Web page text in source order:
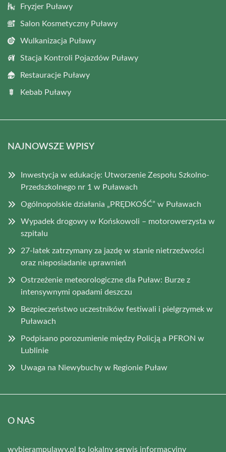
Fryzjer Puławy
Salon Kosmetyczny Puławy
Wulkanizacja Puławy
Stacja Kontroli Pojazdów Puławy
Restauracje Puławy
Kebab Puławy
NAJNOWSZE WPISY
Inwestycja w edukację: Utworzenie Zespołu Szkolno-
Przedszkolnego nr 1 w Puławach
Ogólnopolskie działania „PRĘDKOŚĆ” w Puławach
Wypadek drogowy w Końskowoli – motorowerzysta w
szpitalu
27-latek zatrzymany za jazdę w stanie nietrzeźwości
oraz nieposiadanie uprawnień
Ostrzeżenie meteorologiczne dla Puław: Burze z
intensywnymi opadami deszczu
Bezpieczeństwo uczestników festiwali i pielgrzymek w
Puławach
Podpisano porozumienie między Policją a PFRON w
Lublinie
Uwaga na Niewybuchy w Regionie Puław
O NAS
wybierampulawy.pl to lokalny serwis informacyjny